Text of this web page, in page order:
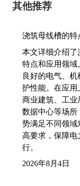
其他推荐
浇筑母线槽的特
本文详细介绍了
特点和应用领域
良好的电气、
护性能。在应用
商业建筑、工业
数据中心等场所
势满足不同领域
高要求，保障电
行。
2026年8月4日